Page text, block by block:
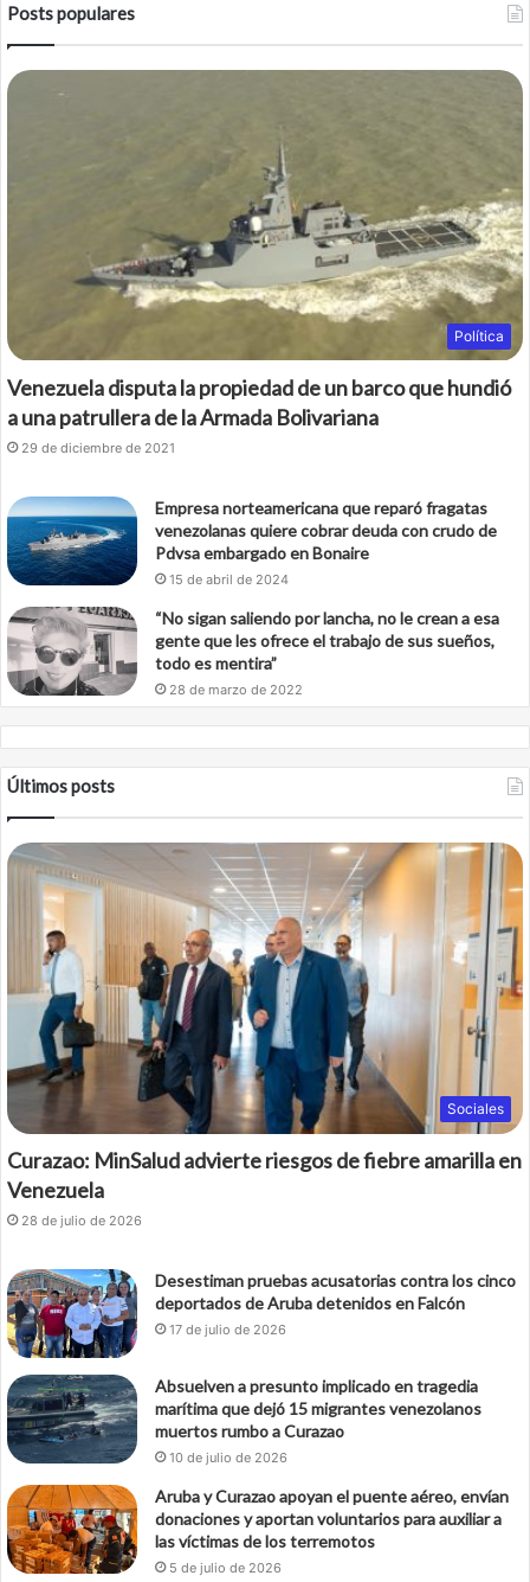
k
Posts populares
Política
Venezuela disputa la propiedad de un barco que hundió
a una patrullera de la Armada Bolivariana
29 de diciembre de 2021
Empresa norteamericana que reparó fragatas
venezolanas quiere cobrar deuda con crudo de
Pdvsa embargado en Bonaire
15 de abril de 2024
“No sigan saliendo por lancha, no le crean a esa
gente que les ofrece el trabajo de sus sueños,
todo es mentira”
28 de marzo de 2022
Últimos posts
Sociales
Curazao: MinSalud advierte riesgos de fiebre amarilla en
Venezuela
28 de julio de 2026
Desestiman pruebas acusatorias contra los cinco
deportados de Aruba detenidos en Falcón
17 de julio de 2026
Absuelven a presunto implicado en tragedia
marítima que dejó 15 migrantes venezolanos
muertos rumbo a Curazao
10 de julio de 2026
Aruba y Curazao apoyan el puente aéreo, envían
donaciones y aportan voluntarios para auxiliar a
las víctimas de los terremotos
5 de julio de 2026